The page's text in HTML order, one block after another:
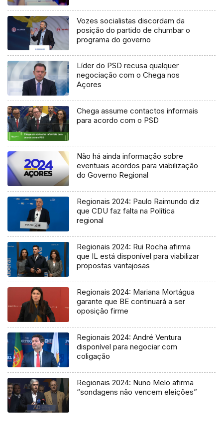
Vozes socialistas discordam da
posição do partido de chumbar o
programa do governo
Líder do PSD recusa qualquer
negociação com o Chega nos
Açores
Chega assume contactos informais
para acordo com o PSD
Não há ainda informação sobre
eventuais acordos para viabilização
do Governo Regional
Regionais 2024: Paulo Raimundo diz
que CDU faz falta na Política
regional
Regionais 2024: Rui Rocha afirma
que IL está disponível para viabilizar
propostas vantajosas
Regionais 2024: Mariana Mortágua
garante que BE continuará a ser
oposição firme
Regionais 2024: André Ventura
disponível para negociar com
coligação
Regionais 2024: Nuno Melo afirma
“sondagens não vencem eleições”